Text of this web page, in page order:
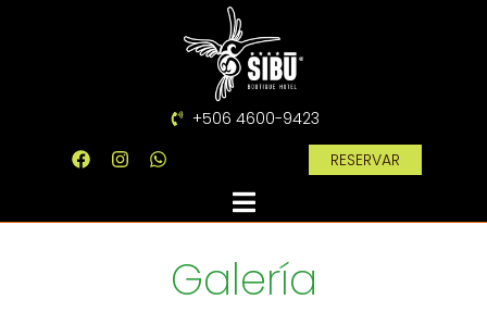
+506 4600-9423
RESERVAR
Galería